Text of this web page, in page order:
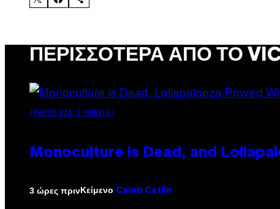
ΠΕΡΙΣΣΌΤΕΡΑ ΑΠΌ ΤΟ
(PHOTO VIA T-MOBILE)
Monoculture is Dead, and
3 ώρες πρινΚείμενο Caleb Catlin